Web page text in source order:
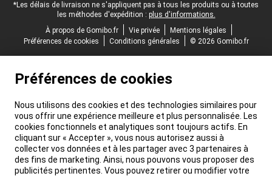
*Les délais de livraison ne s'appliquent pas à tous les produits ou à toutes
les méthodes d'expédition : plus d'informations.
À propos de Gomibo.fr
Vie privée
Mentions légales
Préférences de cookies
Conditions générales © 2026 Gomibo.fr
Préférences de cookies
Nous utilisons des cookies et des technologies similaires pour
vous offrir une expérience meilleure et plus personnalisée. Les
cookies fonctionnels et analytiques sont toujours actifs. En
cliquant sur « Accepter », vous nous autorisez aussi à
collecter vos données et à les partager avec 3 partenaires à
des fins de marketing. Ainsi, nous pouvons vous proposer des
publicités pertinentes. Vous pouvez retirer ou modifier votre